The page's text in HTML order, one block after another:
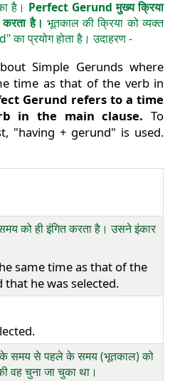
है। Perfect Gerund मुख्य क्रिया
है। भूतकाल की क्रिया को व्यक्त
प्रयोग होता है। उदाहरण -
Simple Gerunds where
time as that of the verb in
Gerund refers to a time
in the main clause. To
"having + gerund" is used.
को ही इंगित करता है। उसने इंकार
same time as that of the
he was selected.
समय से पहले के समय (भूतकाल) को
वह चुना जा चुका था।